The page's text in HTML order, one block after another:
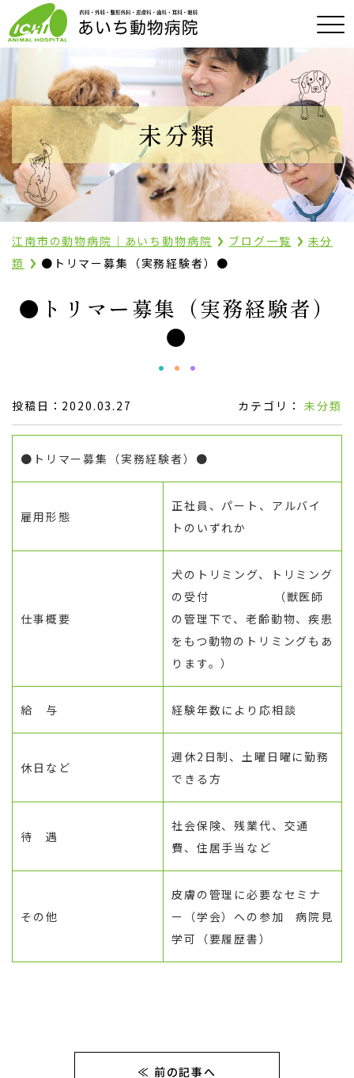
未分類
江南市の動物病院｜あいち動物病院 ブログ一覧
未分
類
●トリマー募集（実務経験者）●
●トリマー募集（実務経験者）
●
投稿日：2020.03.27 カテゴリ：未分類
●トリマー募集（実務経験者）●
雇用形態
正社員、パート、アルバイ
トのいずれか
仕事概要
犬のトリミング、トリミング
の受付 （獣医師
の管理下で、老齢動物、疾患
をもつ動物のトリミングもあ
ります。）
給 与 経験年数により応相談
休日など
週休2日制、土曜日曜に勤務
できる方
待 遇
社会保険、残業代、交通
費、住居手当など
その他
皮膚の管理に必要なセミナ
ー（学会）への参加 病院見
学可（要履歴書）
≪ 前の記事へ